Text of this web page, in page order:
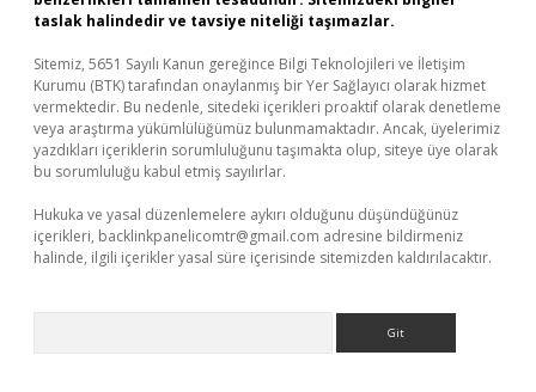
taslak halindedir ve tavsiye niteliği taşımazlar.
Sitemiz, 5651 Sayılı Kanun gereğince Bilgi Teknolojileri ve İletişim
Kurumu (BTK) tarafından onaylanmış bir Yer Sağlayıcı olarak hizmet
vermektedir. Bu nedenle, sitedeki içerikleri proaktif olarak denetleme
veya araştırma yükümlülüğümüz bulunmamaktadır. Ancak, üyelerimiz
yazdıkları içeriklerin sorumluluğunu taşımakta olup, siteye üye olarak
bu sorumluluğu kabul etmiş sayılırlar.
Hukuka ve yasal düzenlemelere aykırı olduğunu düşündüğünüz
içerikleri, backlinkpanelicomtr@gmail.com adresine bildirmeniz
halinde, ilgili içerikler yasal süre içerisinde sitemizden kaldırılacaktır.